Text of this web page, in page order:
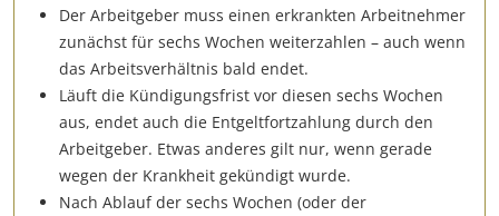
Der Arbeitgeber muss einen erkrankten Arbeitnehmer
zunächst für sechs Wochen weiterzahlen – auch wenn
das Arbeitsverhältnis bald endet.
Läuft die Kündigungsfrist vor diesen sechs Wochen
aus, endet auch die Entgeltfortzahlung durch den
Arbeitgeber. Etwas anderes gilt nur, wenn gerade
wegen der Krankheit gekündigt wurde.
Nach Ablauf der sechs Wochen (oder der